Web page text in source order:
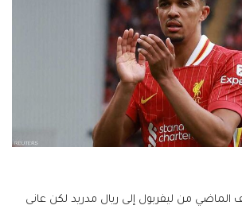
الماضي من ليفربول إلى ريال مدريد لكن عانى